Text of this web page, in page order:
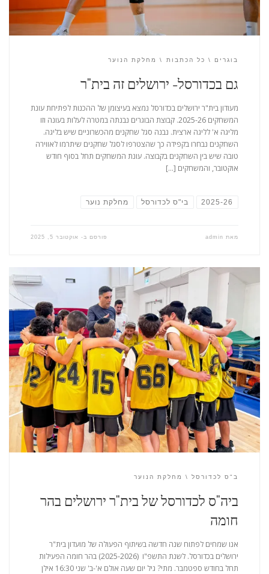
בוגרים כל הכתבות מחלקת הנוער
גם בכדורסל- ירושלים זה בית"ר
מעודון בית"ר ירושלים בכדורסל נמצא בעיצומן של ההכנות לפתיחת עונת
המשחקים 2025-26. קבוצת הבוגרים נבנתה במטרה לעלות בעונה וזו
מליגה א' לליגה ארצית. נבנה סגל שחקנים מהכשרוניים שיש בליגה.
השחקנים נבחרו בקפידה כך שהצטרפו לסגל שחקנים שיתרמו לאווירה
טובה שיש בין השחקנים בקבוצה. עונת המשחקים תחל בסוף חודש
אוקטובר, והמשחקים […]
2025-26 בי"ס לכדורסל מחלקת נוער
מאת admin פורסם ב- אוקטובר 5, 2025
ב"ס לכדורסל מחלקת הנוער
ביה"ס לכדורסל של בית"ר ירושלים בהר
חומה
אנו שמחים לפתוח שנה חדשה בשיתוף הפעולה של מועדון בית"ר
ירושלים בכדורסל. לשנת התשפ"ו (2025-2026) בהר חומה הפעילות
תחל בחודש ספטמבר. מתי? גיל יום שעה אולם א'-ב' שני 16:30 אילן